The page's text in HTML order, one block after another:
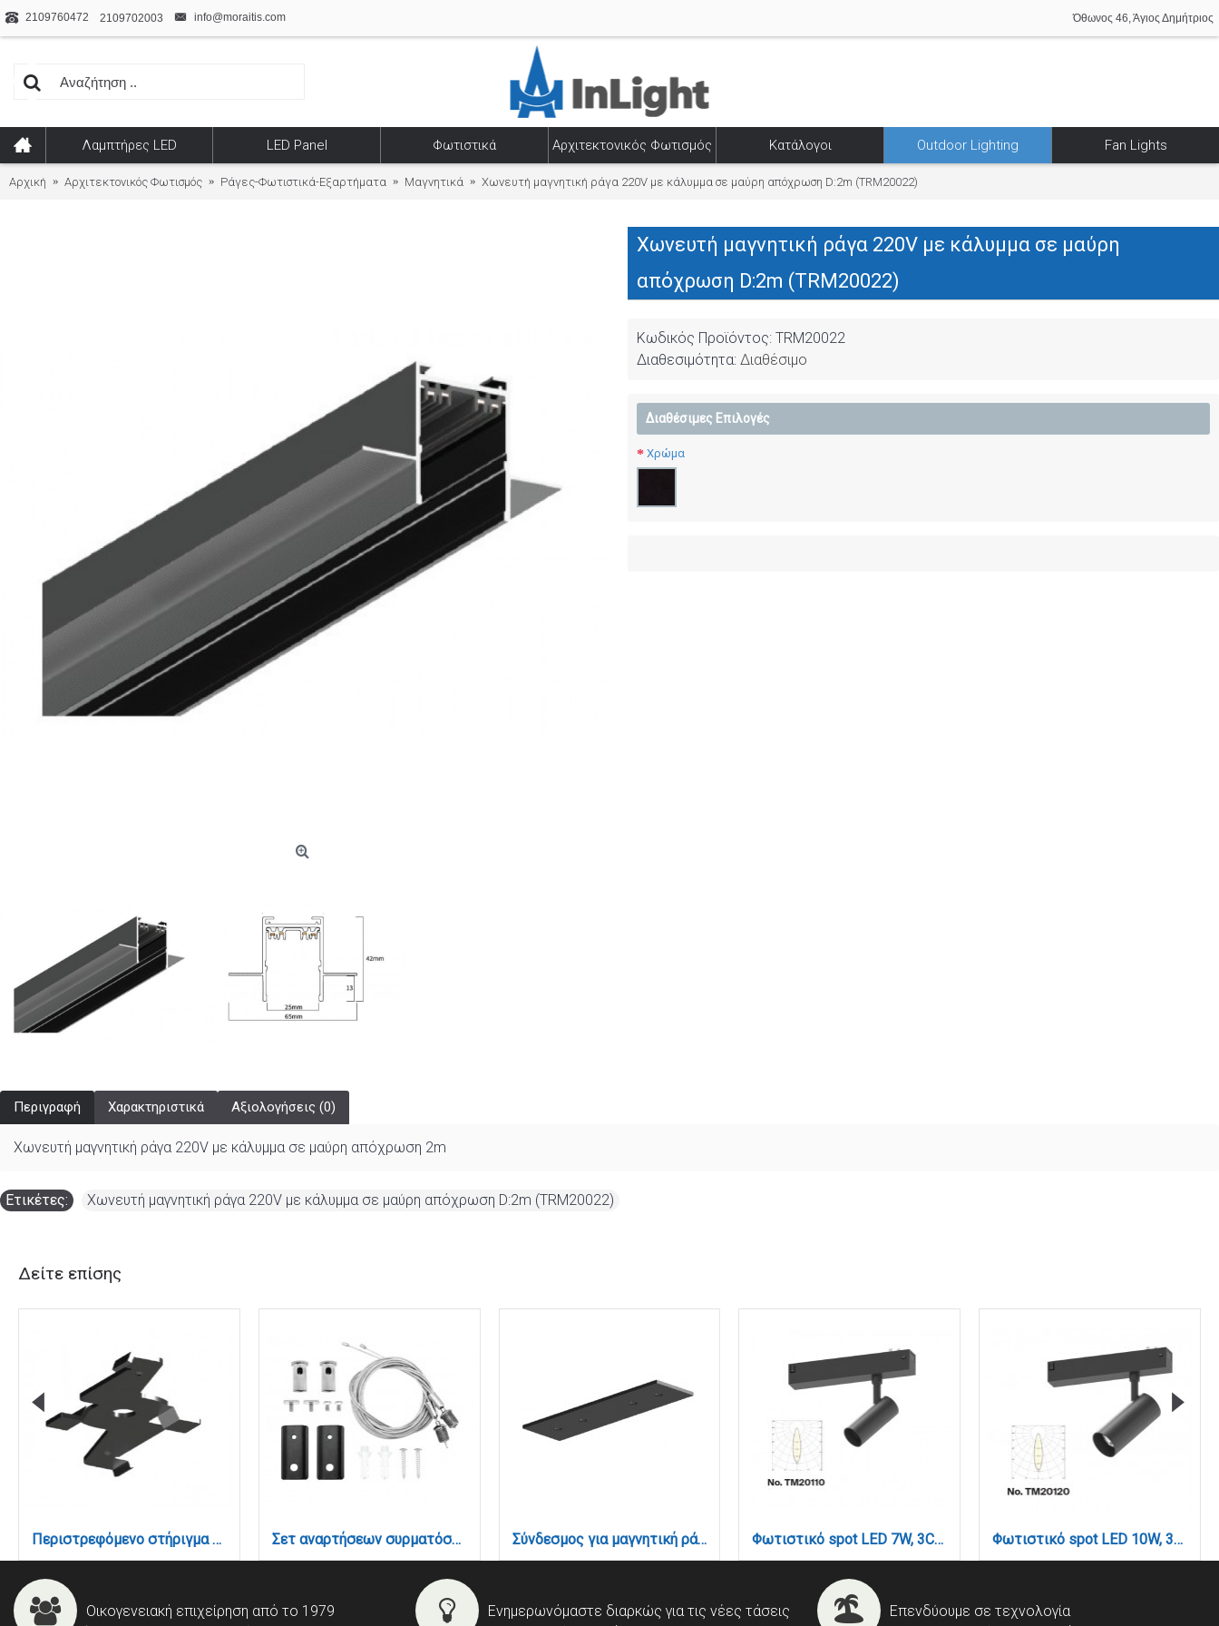
2109760472 2109702003 info@moraitis.com Όθωνος 46, Άγιος Δημήτριος
Λαμπτήρες LED LED Panel Φωτιστικά Αρχιτεκτονικός Φωτισμός Κατάλογοι Outdoor Lighting Fan Lights
Αρχική Αρχιτεκτονικός Φωτισμός Ράγες-Φωτιστικά-Εξαρτήματα Μαγνητικά Χωνευτή μαγνητική ράγα 220V με κάλυμμα σε μαύρη απόχρωση D:2m (TRM20022)
Χωνευτή μαγνητική ράγα 220V με κάλυμμα σε μαύρη
απόχρωση D:2m (TRM20022)
Κωδικός Προϊόντος: TRM20022
Διαθεσιμότητα: Διαθέσιμο
Διαθέσιμες Επιλογές
Χρώμα
Περιγραφή Χαρακτηριστικά Αξιολογήσεις (0)
Χωνευτή μαγνητική ράγα 220V με κάλυμμα σε μαύρη απόχρωση 2m
Ετικέτες: Χωνευτή μαγνητική ράγα 220V με κάλυμμα σε μαύρη απόχρωση D:2m (TRM20022)
Δείτε επίσης
Περιστρεφόμενο στήριγμα επιφανειακής τοποθέτησης για μαγνητική ράγα 220V, σε μαύρη απόχρωση (TCM2001) Σετ αναρτήσεων συρματόσχοινα για μαγνητική ράγα 220V , σετ 2 tεμαχίων (TCM2008) Σύνδεσμος για μαγνητική ράγα 220V σε μαύρη απόχρωση (TCΜ2007) Φωτιστικό spot LED 7W, 3CCT, 24° για μαγνητική ράγα 220V, σε μαύρη απόχρωση D:3,5x8cm (TM20110) Φωτιστικό spot LED 10W, 3CCT, 24° για μαγνητική ράγα 220V, σε μαύρη απόχρωση D:4,5x10cm (TM20120)
Οικογενειακή επιχείρηση από το 1979
Ενημερωνόμαστε διαρκώς για τις νέες τάσεις
Επενδύουμε σε τεχνολογία